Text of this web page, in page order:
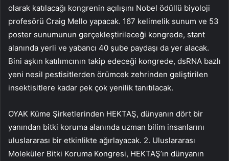
olarak katılacağı kongrenin açılışını Nobel ödüllü biyoloji
profesörü Craig Mello yapacak. 167 kelimelik sunum ve 53
poster sunumunun gerçekleştirileceği kongrede, stant
alanında yerli ve yabancı 40 şube paydaşı da yer alacak.
Bini aşkın katılımcının takip edeceği kongrede, dsRNA bazlı
yeni nesil pestisitlerden örümcek zehrinden geliştirilen
insektisitlere kadar pek çok yenilik tanıtılacak.
OYAK Küme Şirketlerinden HEKTAŞ, dünyanın dört bir
yanından bitki koruma alanında uzman bilim insanlarını
uluslararası bir etkinlikte ağırlayacak. 2. Uluslararası
Moleküler Bitki Koruma Kongresi, HEKTAŞ’ın dünyanın